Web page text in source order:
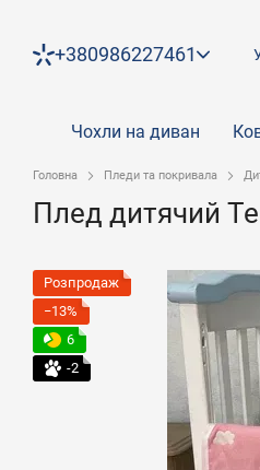
+380986227461
Чохли на диван
Головна Пледи та покривала
Плед дитячий
Розпродаж
−13%
6
-2